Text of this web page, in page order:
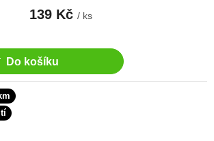
139 Kč / ks
Do košíku